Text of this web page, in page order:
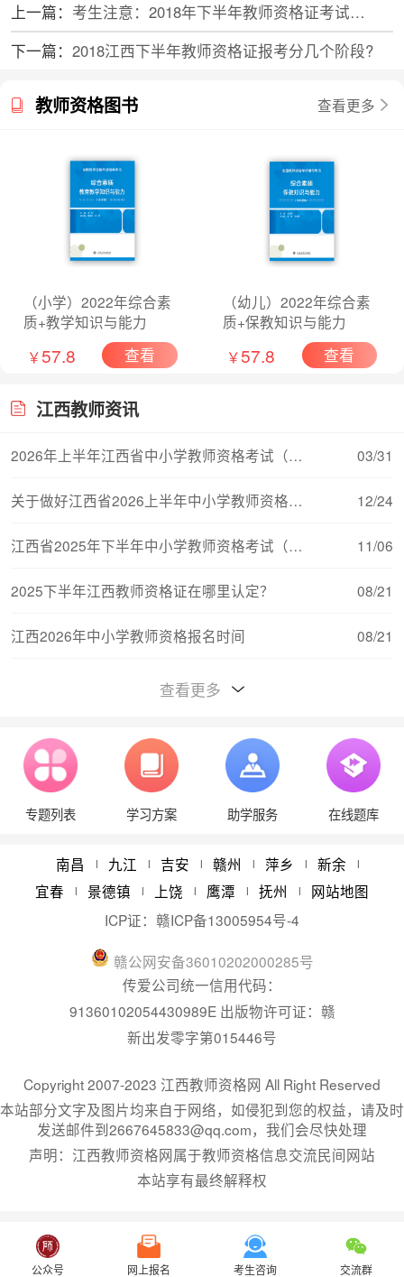
上一篇：
考生注意：2018年下半年教师资格证考试科目及报考条件
下一篇： 2018江西下半年教师资格证报考分几个阶段?
教师资格图书 查看更多
（小学）2022年综合素
质+教学知识与能力
￥57.8 查看
（幼儿）2022年综合素
质+保教知识与能力
￥57.8 查看
江西教师资讯
2026年上半年江西省中小学教师资格考试（面试） 03/31
关于做好江西省2026上半年中小学教师资格考试（ 12/24
江西省2025年下半年中小学教师资格考试（笔试） 11/06
2025下半年江西教师资格证在哪里认定？ 08/21
江西2026年中小学教师资格报名时间 08/21
江西教师资格证对普通话的要求
08/11
江西教师资格报考条件学历要求 08/21
2024年江西省教师资格认定体检时间 05/22
查看更多
专题列表 学习方案 助学服务 在线题库
南昌 | 九江 | 吉安 | 赣州 | 萍乡 | 新余 |
宜春 | 景德镇 | 上饶 | 鹰潭 | 抚州 |
网站地图
ICP证： 赣ICP备13005954号-4
赣公网安备36010202000285号
传爱公司统一信用代码：
91360102054430989E 出版物许可证：赣
新出发零字第015446号
Copyright 2007-2023 江西教师资格网 All Right Reserved
本站部分文字及图片均来自于网络，如侵犯到您的权益，请及时
发送邮件到2667645833@qq.com，我们会尽快处理
声明：江西教师资格网属于教师资格信息交流民间网站
本站享有最终解释权
公众号 网上报名 考生咨询 交流群